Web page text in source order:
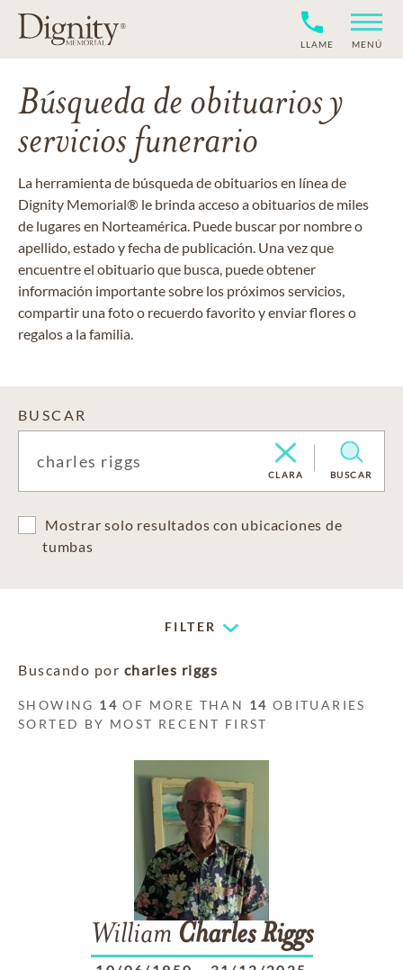
LLAME MENÚ
Búsqueda de obituarios y
servicios funerario
La herramienta de búsqueda de obituarios en línea de
Dignity Memorial® le brinda acceso a obituarios de miles
de lugares en Norteamérica. Puede buscar por nombre o
apellido, estado y fecha de publicación. Una vez que
encuentre el obituario que busca, puede obtener
información importante sobre los próximos servicios,
compartir una foto o recuerdo favorito y enviar flores o
regalos a la familia.
BUSCAR
CLARA BUSCAR
Mostrar solo resultados con ubicaciones de
tumbas
FILTER
Buscando por charles riggs
SHOWING 14 OF MORE THAN 14 OBITUARIES
SORTED BY MOST RECENT FIRST
William Charles Riggs